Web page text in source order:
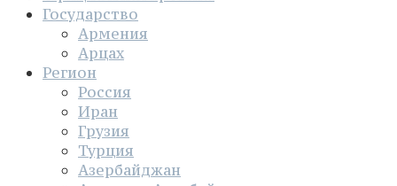
Государство
Армения
Арцах
Регион
Россия
Иран
Грузия
Турция
Азербайджан